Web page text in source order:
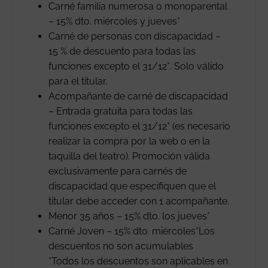
Carné familia numerosa o monoparental
– 15% dto. miércoles y jueves*
Carné de personas con discapacidad –
15 % de descuento para todas las
funciones excepto el 31/12*. Solo válido
para el titular.
Acompañante de carné de discapacidad
– Entrada gratuita para todas las
funciones excepto el 31/12* (es necesario
realizar la compra por la web o en la
taquilla del teatro). Promoción válida
exclusivamente para carnés de
discapacidad que especifiquen que el
titular debe acceder con 1 acompañante.
Menor 35 años – 15% dto. los jueves*
Carné Joven – 15% dto. miércoles*Los
descuentos no son acumulables
*Todos los descuentos son aplicables en